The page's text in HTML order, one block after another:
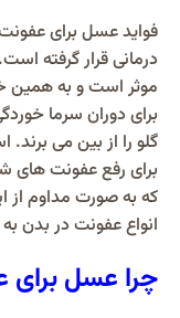
فواید عسل برای
درمانی قرار گرفته
موثر است و به همین
برای دوران سرما
گلو را از بین می‌
برای رفع عفونت‌ های
که به صورت مداوم از
انواع عفونت در بدن
چرا عسل